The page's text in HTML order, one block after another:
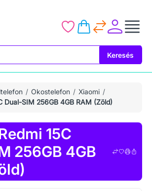
Keresés
Okostelefon
Xiaomi
Dual-SIM 256GB 4GB RAM (Zöld)
15C
256GB 4GB